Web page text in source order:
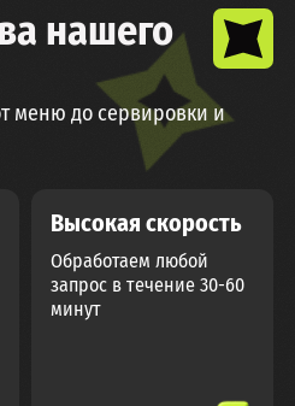
нашего
меню до сервировки и
Высокая скорость
Обработаем любой
запрос в течение 30-60
минут